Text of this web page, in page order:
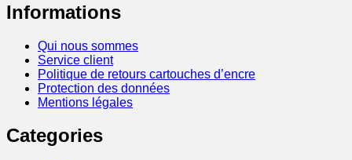
Informations
Qui nous sommes
Service client
Politique de retours cartouches d’encre
Protection des données
Mentions légales
Categories